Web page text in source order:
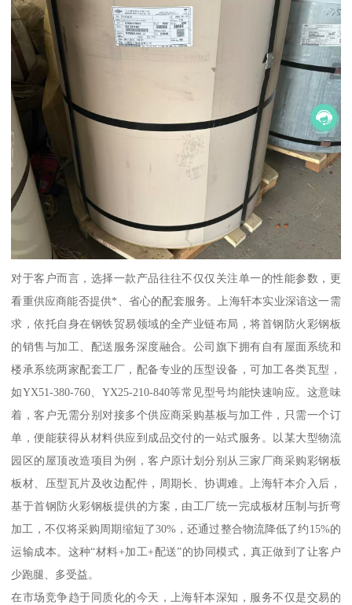
对于客户而言，选择一款产品往往不仅仅关注单一的性能参数，更
看重供应商能否提供*、省心的配套服务。上海轩本实业深谙这一需
求，依托自身在钢铁贸易领域的全产业链布局，将首钢防火彩钢板
的销售与加工、配送服务深度融合。公司旗下拥有自有屋面系统和
楼承系统两家配套工厂，配备专业的压型设备，可加工各类瓦型，
如YX51-380-760、YX25-210-840等常见型号均能快速响应。这意味
着，客户无需分别对接多个供应商采购基板与加工件，只需一个订
单，便能获得从材料供应到成品交付的一站式服务。以某大型物流
园区的屋顶改造项目为例，客户原计划分别从三家厂商采购彩钢板
板材、压型瓦片及收边配件，周期长、协调难。上海轩本介入后，
基于首钢防火彩钢板提供的方案，由工厂统一完成板材压制与折弯
加工，不仅将采购周期缩短了30%，还通过整合物流降低了约15%的
运输成本。这种“材料+加工+配送”的协同模式，真正做到了让客户
少跑腿、多受益。
在市场竞争趋于同质化的今天，上海轩本深知，服务不仅是交易的